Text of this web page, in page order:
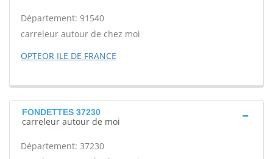
Département: 91540
carreleur autour de chez moi
OPTEOR ILE DE FRANCE
FONDETTES 37230
carreleur autour de moi
Département: 37230